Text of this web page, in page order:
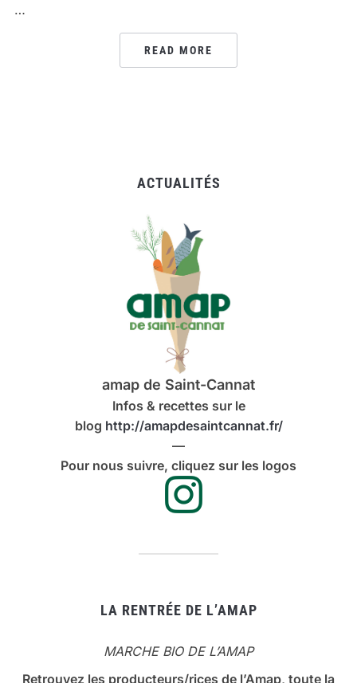
ACTUALITÉS
amap de Saint-Cannat
Infos & recettes sur le
blog http://amapdesaintcannat.fr/
—
Pour nous suivre, cliquez sur les logos
LA RENTRÉE DE L’AMAP
MARCHE BIO DE L’AMAP
Retrouvez les producteurs/rices de l’Amap, toute la
…
READ MORE